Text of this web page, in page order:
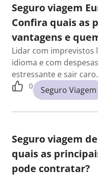
Seguro viagem
Confira quais as
vantagens e
Lidar com imprevistos
idioma e com
estressante e sair
0 Seguro Viagem
Seguro viagem
quais as
pode contratar?